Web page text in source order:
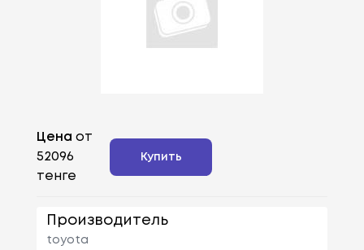
Цена от
52096
тенге
Купить
Производитель
toyota